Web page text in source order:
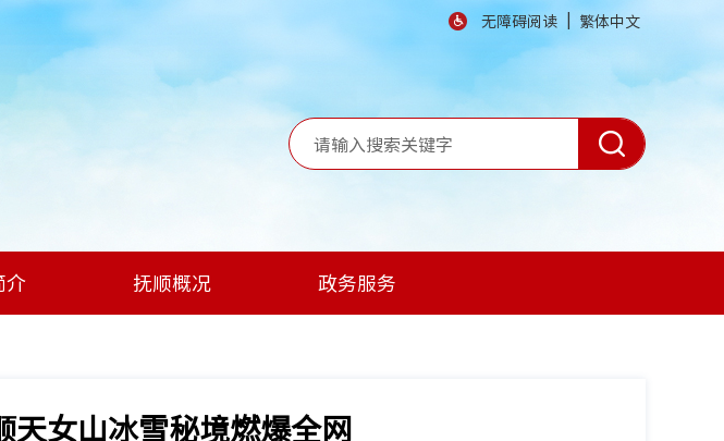
无障碍阅读 | 繁体中文
介 抚顺概况 政务服务
天女山冰雪秘境燃爆全网